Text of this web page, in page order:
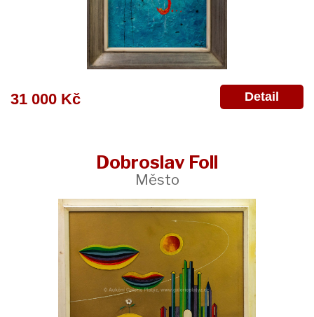
31 000 Kč Detail
Dobroslav Foll
Město